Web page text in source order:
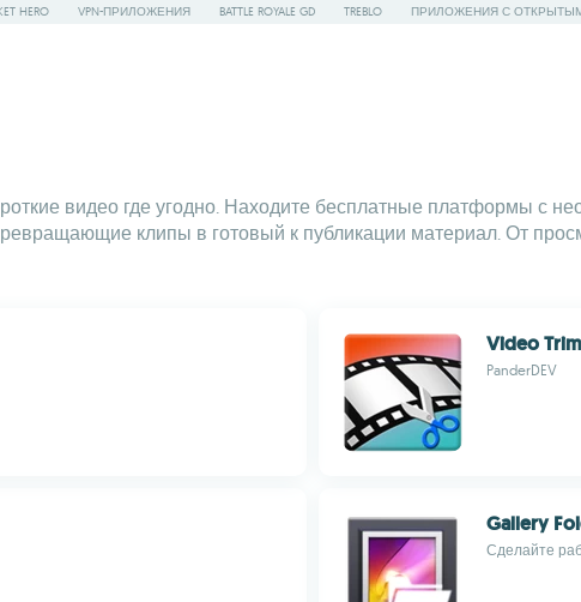
HERO VPN-ПРИЛОЖЕНИЯ BATTLE ROYALE GD TREBLO ПРИЛОЖЕНИЯ С
видео где угодно. Находите бесплатные платформы с
клипы в готовый к публикации материал. От
Video
PanderDEV
Gallery
Сделайте